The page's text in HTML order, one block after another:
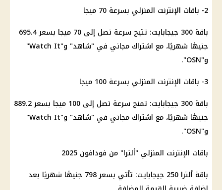
2- باقات
الإنترنت المنزلي بسرعة 70 ميجا
باقة 300
جيجابايت
: تتيح سرعة تصل إلى 70 ميجا بسعر 695.4
جنيهًا شهريًا، مع اشتراك مجاني في "شاهد" و"Watch It"
و"OSN".
3- باقات
الإنترنت المنزلي بسرعة 100 ميجا
باقة 300
جيجابايت
: تمنح سرعة تصل إلى 100 ميجا بسعر 889.2
جنيهًا شهريًا، مع اشتراك مجاني في "شاهد" و"Watch It"
و"OSN".
باقات الإنترنت المنزلي "ألترا" من فودافون 2025
باقة ألترا 250
جيجابايت
: تأتي بسعر 798 جنيهًا شهريًا بعد